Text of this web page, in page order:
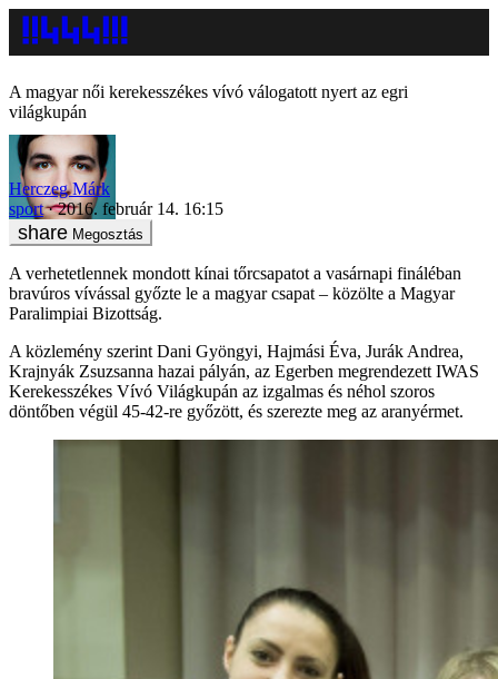
A magyar női kerekesszékes vívó válogatott nyert az egri
világkupán
Herczeg Márk
sport
2016. február 14. 16:15
Megosztás
A verhetetlennek mondott kínai tőrcsapatot a vasárnapi fináléban
bravúros vívással győzte le a magyar csapat – közölte a Magyar
Paralimpiai Bizottság.
A közlemény szerint Dani Gyöngyi, Hajmási Éva, Jurák Andrea,
Krajnyák Zsuzsanna hazai pályán, az Egerben megrendezett IWAS
Kerekesszékes Vívó Világkupán az izgalmas és néhol szoros
döntőben végül 45-42-re győzött, és szerezte meg az aranyérmet.